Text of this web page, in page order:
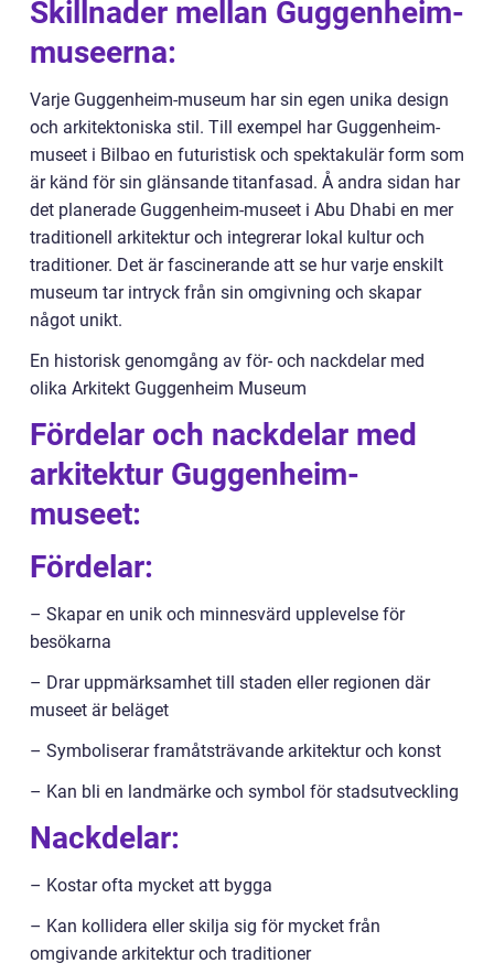
Skillnader mellan Guggenheim-
museerna:
Varje Guggenheim-museum har sin egen unika design
och arkitektoniska stil. Till exempel har Guggenheim-
museet i Bilbao en futuristisk och spektakulär form som
är känd för sin glänsande titanfasad. Å andra sidan har
det planerade Guggenheim-museet i Abu Dhabi en mer
traditionell arkitektur och integrerar lokal kultur och
traditioner. Det är fascinerande att se hur varje enskilt
museum tar intryck från sin omgivning och skapar
något unikt.
En historisk genomgång av för- och nackdelar med
olika Arkitekt Guggenheim Museum
Fördelar och nackdelar med
arkitektur Guggenheim-
museet:
Fördelar:
– Skapar en unik och minnesvärd upplevelse för
besökarna
– Drar uppmärksamhet till staden eller regionen där
museet är beläget
– Symboliserar framåtsträvande arkitektur och konst
– Kan bli en landmärke och symbol för stadsutveckling
Nackdelar:
– Kostar ofta mycket att bygga
– Kan kollidera eller skilja sig för mycket från
omgivande arkitektur och traditioner